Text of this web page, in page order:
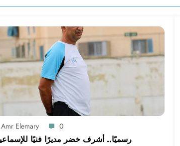
Amr Elemary 0
رسميًا.. أشرف خضر مديرًا فنيًا